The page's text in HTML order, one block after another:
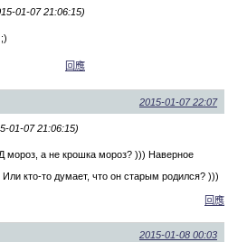
01-07 21:06:15)
回應
2015-01-07 22:07
01-07 21:06:15)
мороз, а не крошка мороз? ))) Наверное
кто-то думает, что он старым родился? )))
回應
2015-01-08 00:03